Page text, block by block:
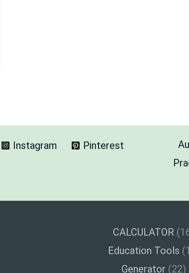
Instagram Pinterest
CALCULATOR
Education Tools
Generator (22)